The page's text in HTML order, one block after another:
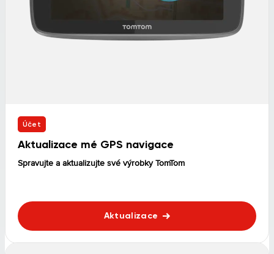
Účet
Aktualizace mé GPS navigace
Spravujte a aktualizujte své výrobky TomTom
Aktualizace